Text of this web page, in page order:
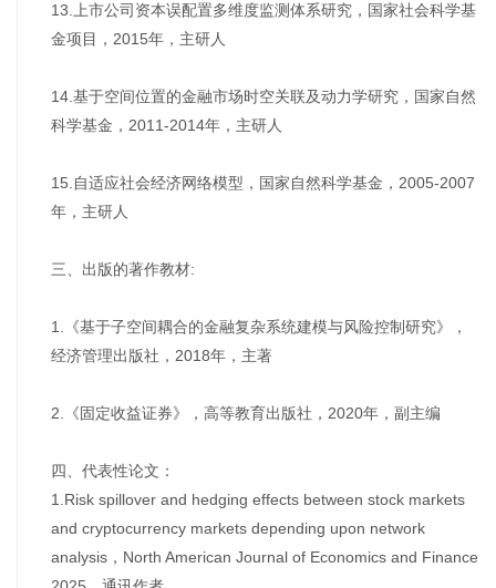
13.上市公司资本误配置多维度监测体系研究，国家社会科学基
金项目，2015年，主研人
14.基于空间位置的金融市场时空关联及动力学研究，国家自然
科学基金，2011-2014年，主研人
15.自适应社会经济网络模型，国家自然科学基金，2005-2007
年，主研人
三、出版的著作教材:
1.《基于子空间耦合的金融复杂系统建模与风险控制研究》，
经济管理出版社，2018年，主著
2.《固定收益证券》，高等教育出版社，2020年，副主编
四、代表性论文：
1.Risk spillover and hedging effects between stock markets
and cryptocurrency markets depending upon network
analysis，North American Journal of Economics and Finance